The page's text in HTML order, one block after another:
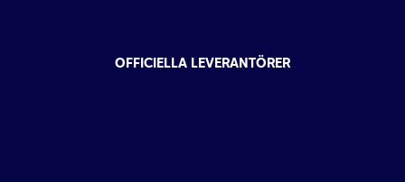
OFFICIELLA LEVERANTÖRER